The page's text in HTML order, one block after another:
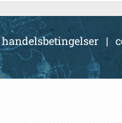
handelsbetingelser |